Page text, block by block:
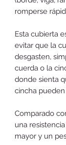
romperse
Esta cubierta
evitar que la
desgasten,
cuerda o la
donde sienta
cincha pueden
Comparado
una
mayor y un